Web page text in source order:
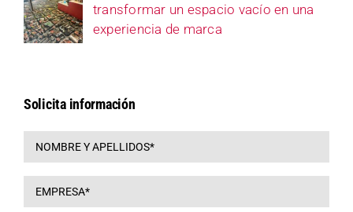
transformar un espacio vacío en una
experiencia de marca
Solicita información